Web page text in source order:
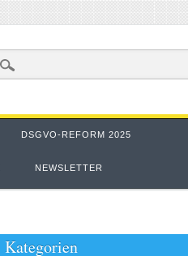
DSGVO-REFORM 2025
NEWSLETTER
Kategorien